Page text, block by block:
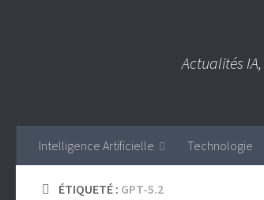
Actualités
Intelligence Artificielle Technologie
ÉTIQUETÉ : GPT-5.2